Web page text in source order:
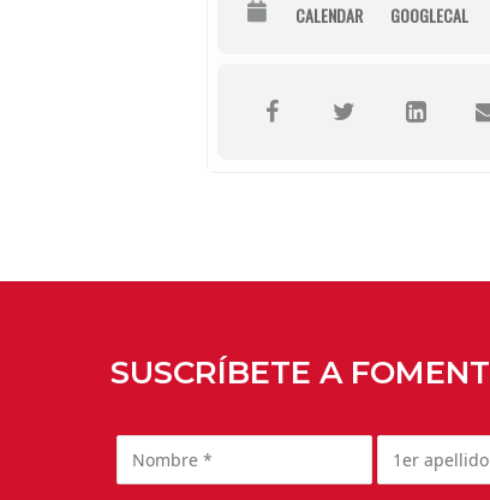
CALENDAR GOOGLECAL
SUSCRÍBETE A FOMENT